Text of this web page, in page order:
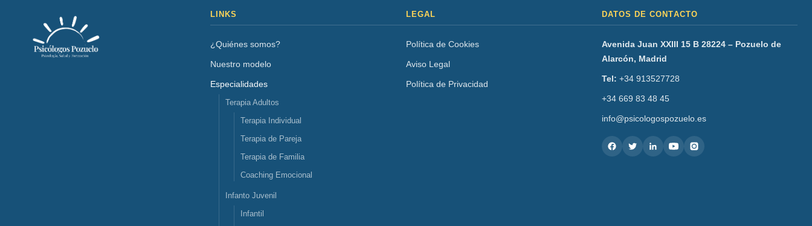
LINKS
¿Quiénes somos?
Nuestro modelo
Especialidades
Terapia Adultos
Terapia Individual
Terapia de Pareja
Terapia de Familia
Coaching Emocional
Infanto Juvenil
Infantil
LEGAL
Política de Cookies
Aviso Legal
Política de Privacidad
DATOS DE CONTACTO
Avenida Juan XXIII 15 B 28224 – Pozuelo de
Alarcón, Madrid
Tel: +34 913527728
+34 669 83 48 45
info@psicologospozuelo.es